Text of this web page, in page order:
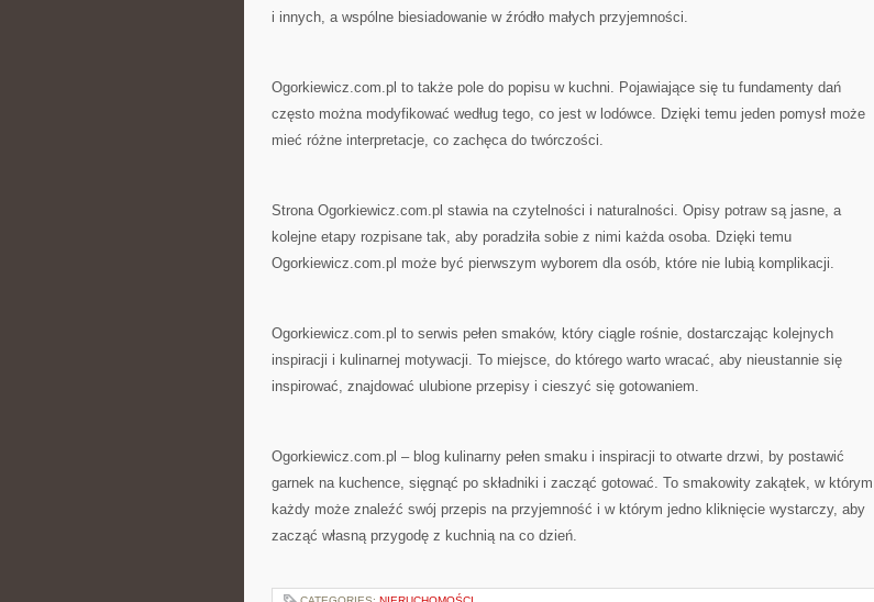
i innych, a wspólne biesiadowanie w źródło małych przyjemności.
Ogorkiewicz.com.pl to także pole do popisu w kuchni. Pojawiające się tu fundamenty dań
często można modyfikować według tego, co jest w lodówce. Dzięki temu jeden pomysł może
mieć różne interpretacje, co zachęca do twórczości.
Strona Ogorkiewicz.com.pl stawia na czytelności i naturalności. Opisy potraw są jasne, a
kolejne etapy rozpisane tak, aby poradziła sobie z nimi każda osoba. Dzięki temu
Ogorkiewicz.com.pl może być pierwszym wyborem dla osób, które nie lubią komplikacji.
Ogorkiewicz.com.pl to serwis pełen smaków, który ciągle rośnie, dostarczając kolejnych
inspiracji i kulinarnej motywacji. To miejsce, do którego warto wracać, aby nieustannie się
inspirować, znajdować ulubione przepisy i cieszyć się gotowaniem.
Ogorkiewicz.com.pl – blog kulinarny pełen smaku i inspiracji to otwarte drzwi, by postawić
garnek na kuchence, sięgnąć po składniki i zacząć gotować. To smakowity zakątek, w którym
każdy może znaleźć swój przepis na przyjemność i w którym jedno kliknięcie wystarczy, aby
zacząć własną przygodę z kuchnią na co dzień.